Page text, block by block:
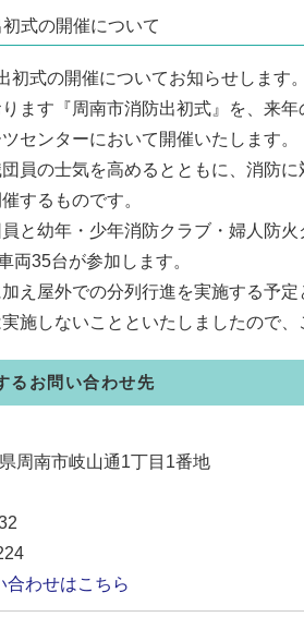
式の開催について
初式の開催についてお知らせします。
ます『周南市消防出初式』を、来
センターにおいて開催いたします。
員の士気を高めるとともに、消防
するものです。
と幼年・少年消防クラブ・婦人防
両35台が参加します。
え屋外での分列行進を実施する予
施しないことといたしましたので
るお問い合わせ先
周南市岐山通1丁目1番地
合わせはこちら